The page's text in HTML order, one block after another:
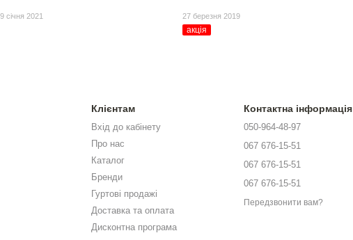
9 січня 2021 27 березня 2019
акція
Клієнтам
Вхід до кабінету
Про нас
Каталог
Бренди
Гуртові продажі
Доставка та оплата
Дисконтна програма
Контактна інформація
050-964-48-97
067 676-15-51
067 676-15-51
067 676-15-51
Передзвонити вам?